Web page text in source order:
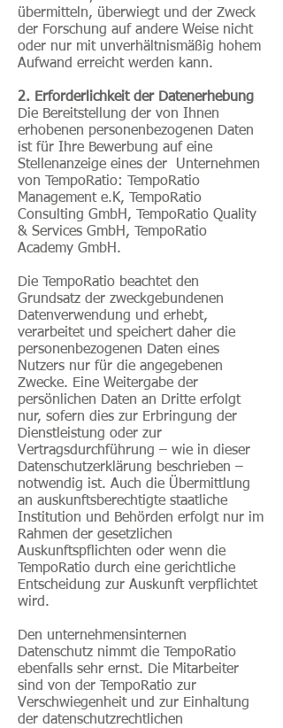
übermitteln, überwiegt und der Zweck
der Forschung auf andere Weise nicht
oder nur mit unverhältnismäßig hohem
Aufwand erreicht werden kann.
2. Erforderlichkeit der Datenerhebung
Die Bereitstellung der von Ihnen
erhobenen personenbezogenen Daten
ist für Ihre Bewerbung auf eine
Stellenanzeige eines der Unternehmen
von TempoRatio: TempoRatio
Management e.K, TempoRatio
Consulting GmbH, TempoRatio Quality
& Services GmbH, TempoRatio
Academy GmbH.
Die TempoRatio beachtet den
Grundsatz der zweckgebundenen
Datenverwendung und erhebt,
verarbeitet und speichert daher die
personenbezogenen Daten eines
Nutzers nur für die angegebenen
Zwecke. Eine Weitergabe der
persönlichen Daten an Dritte erfolgt
nur, sofern dies zur Erbringung der
Dienstleistung oder zur
Vertragsdurchführung – wie in dieser
Datenschutzerklärung beschrieben –
notwendig ist. Auch die Übermittlung
an auskunftsberechtigte staatliche
Institution und Behörden erfolgt nur im
Rahmen der gesetzlichen
Auskunftspflichten oder wenn die
TempoRatio durch eine gerichtliche
Entscheidung zur Auskunft verpflichtet
wird.
Den unternehmensinternen
Datenschutz nimmt die TempoRatio
ebenfalls sehr ernst. Die Mitarbeiter
sind von der TempoRatio zur
Verschwiegenheit und zur Einhaltung
der datenschutzrechtlichen